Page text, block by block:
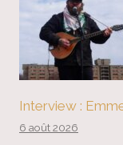
Interview :
6 août 2026